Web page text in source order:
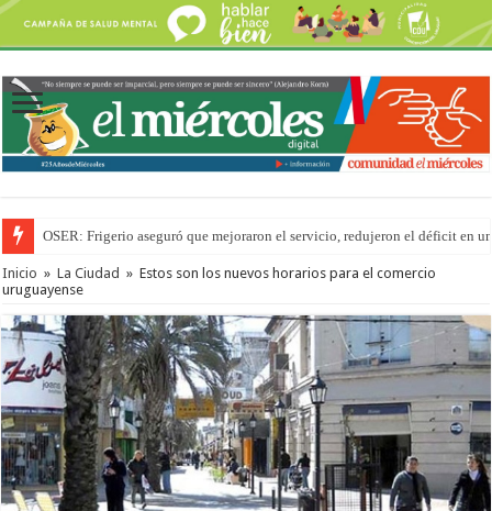
OSER: Frigerio aseguró que mejoraron el servicio, redujeron el déficit en
Inicio » La Ciudad » Estos son los nuevos horarios para el comercio
uruguayense